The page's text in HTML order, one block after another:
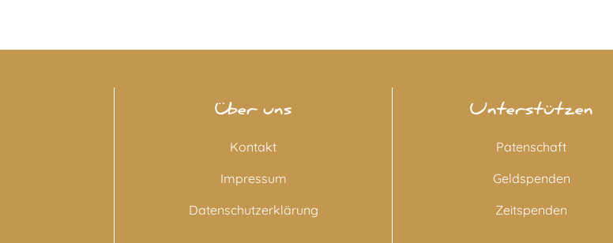
Über uns
Kontakt
Impressum
Datenschutzerklärung
Unterstützen
Patenschaft
Geldspenden
Zeitspenden